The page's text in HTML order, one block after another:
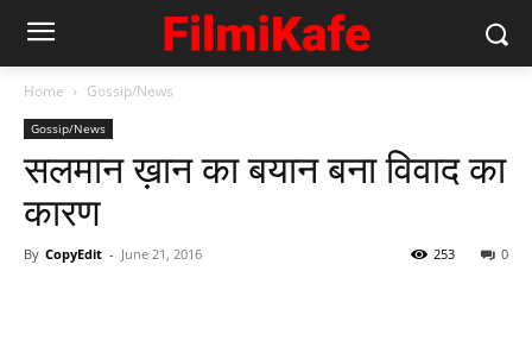
Home Gossip/News
Gossip/News
सलमान ख़ान का बयान बना विवाद का
कारण
By CopyEdit - June 21, 2016 0
253